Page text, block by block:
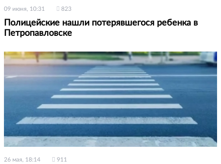
09 июня, 10:31 823
Полицейские нашли потерявшегося ребенка в
Петропавловске
26 мая, 18:14 911